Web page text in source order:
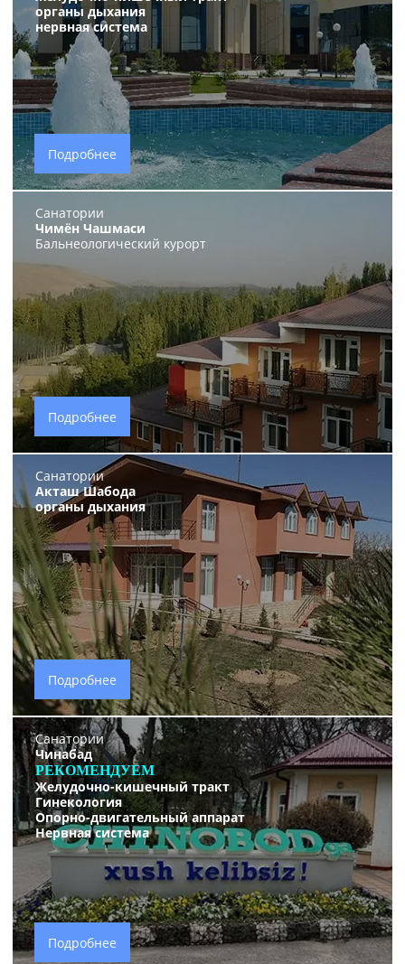
органы дыхания
нервная система
Подробнее
Санатории
Чимён Чашмаси
Бальнеологический курорт
Подробнее
Санатории
Акташ Шабода
органы дыхания
Подробнее
Санатории
Чинабад
РЕКОМЕНДУЕМ
Желудочно-кишечный тракт
Гинекология
Опорно-двигательный аппарат
Нервная система
Подробнее